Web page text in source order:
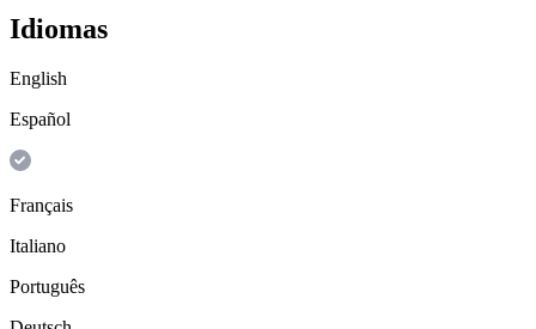
Idiomas
English
Español
Français
Italiano
Português